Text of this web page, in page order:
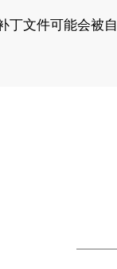
丁文件可能会被